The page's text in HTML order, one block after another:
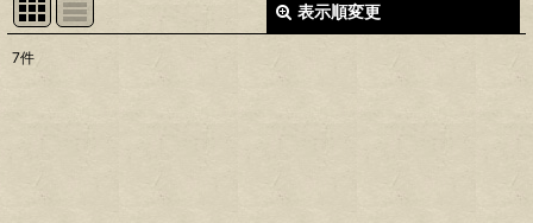
表示順変更
表示数
7件